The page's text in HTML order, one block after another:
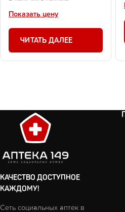
Показать цену
ЧИТАТЬ ДАЛЕЕ
КАЧЕСТВО ДОСТУПНОЕ
КАЖДОМУ!
Сеть социальных аптек в